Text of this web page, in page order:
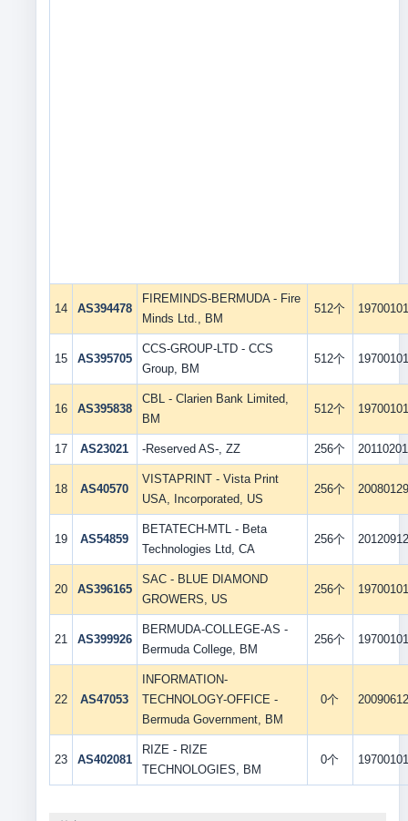
14 AS394478
FIREMINDS-BERMUDA - Fire
Minds Ltd., BM
512个 19700101
15 AS395705
CCS-GROUP-LTD - CCS
Group, BM
512个 19700101
16 AS395838
CBL - Clarien Bank Limited,
BM
512个 19700101
17 AS23021 -Reserved AS-, ZZ 256个 20110201
18 AS40570
VISTAPRINT - Vista Print
USA, Incorporated, US
256个 20080129
19 AS54859
BETATECH-MTL - Beta
Technologies Ltd, CA
256个 20120912
20 AS396165
SAC - BLUE DIAMOND
GROWERS, US
256个 19700101
21 AS399926
BERMUDA-COLLEGE-AS -
Bermuda College, BM
256个 19700101
22 AS47053
INFORMATION-
TECHNOLOGY-OFFICE -
Bermuda Government, BM
0个 20090612
23 AS402081
RIZE - RIZE
TECHNOLOGIES, BM
0个 19700101